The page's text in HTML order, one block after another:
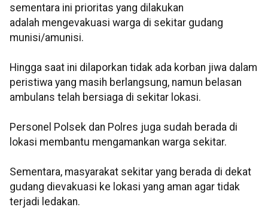
sementara ini prioritas yang dilakukan
adalah mengevakuasi warga di sekitar gudang
munisi/amunisi.
Hingga saat ini dilaporkan tidak ada korban jiwa dalam
peristiwa yang masih berlangsung, namun belasan
ambulans telah bersiaga di sekitar lokasi.
Personel Polsek dan Polres juga sudah berada di
lokasi membantu mengamankan warga sekitar.
Sementara, masyarakat sekitar yang berada di dekat
gudang dievakuasi ke lokasi yang aman agar tidak
terjadi ledakan.